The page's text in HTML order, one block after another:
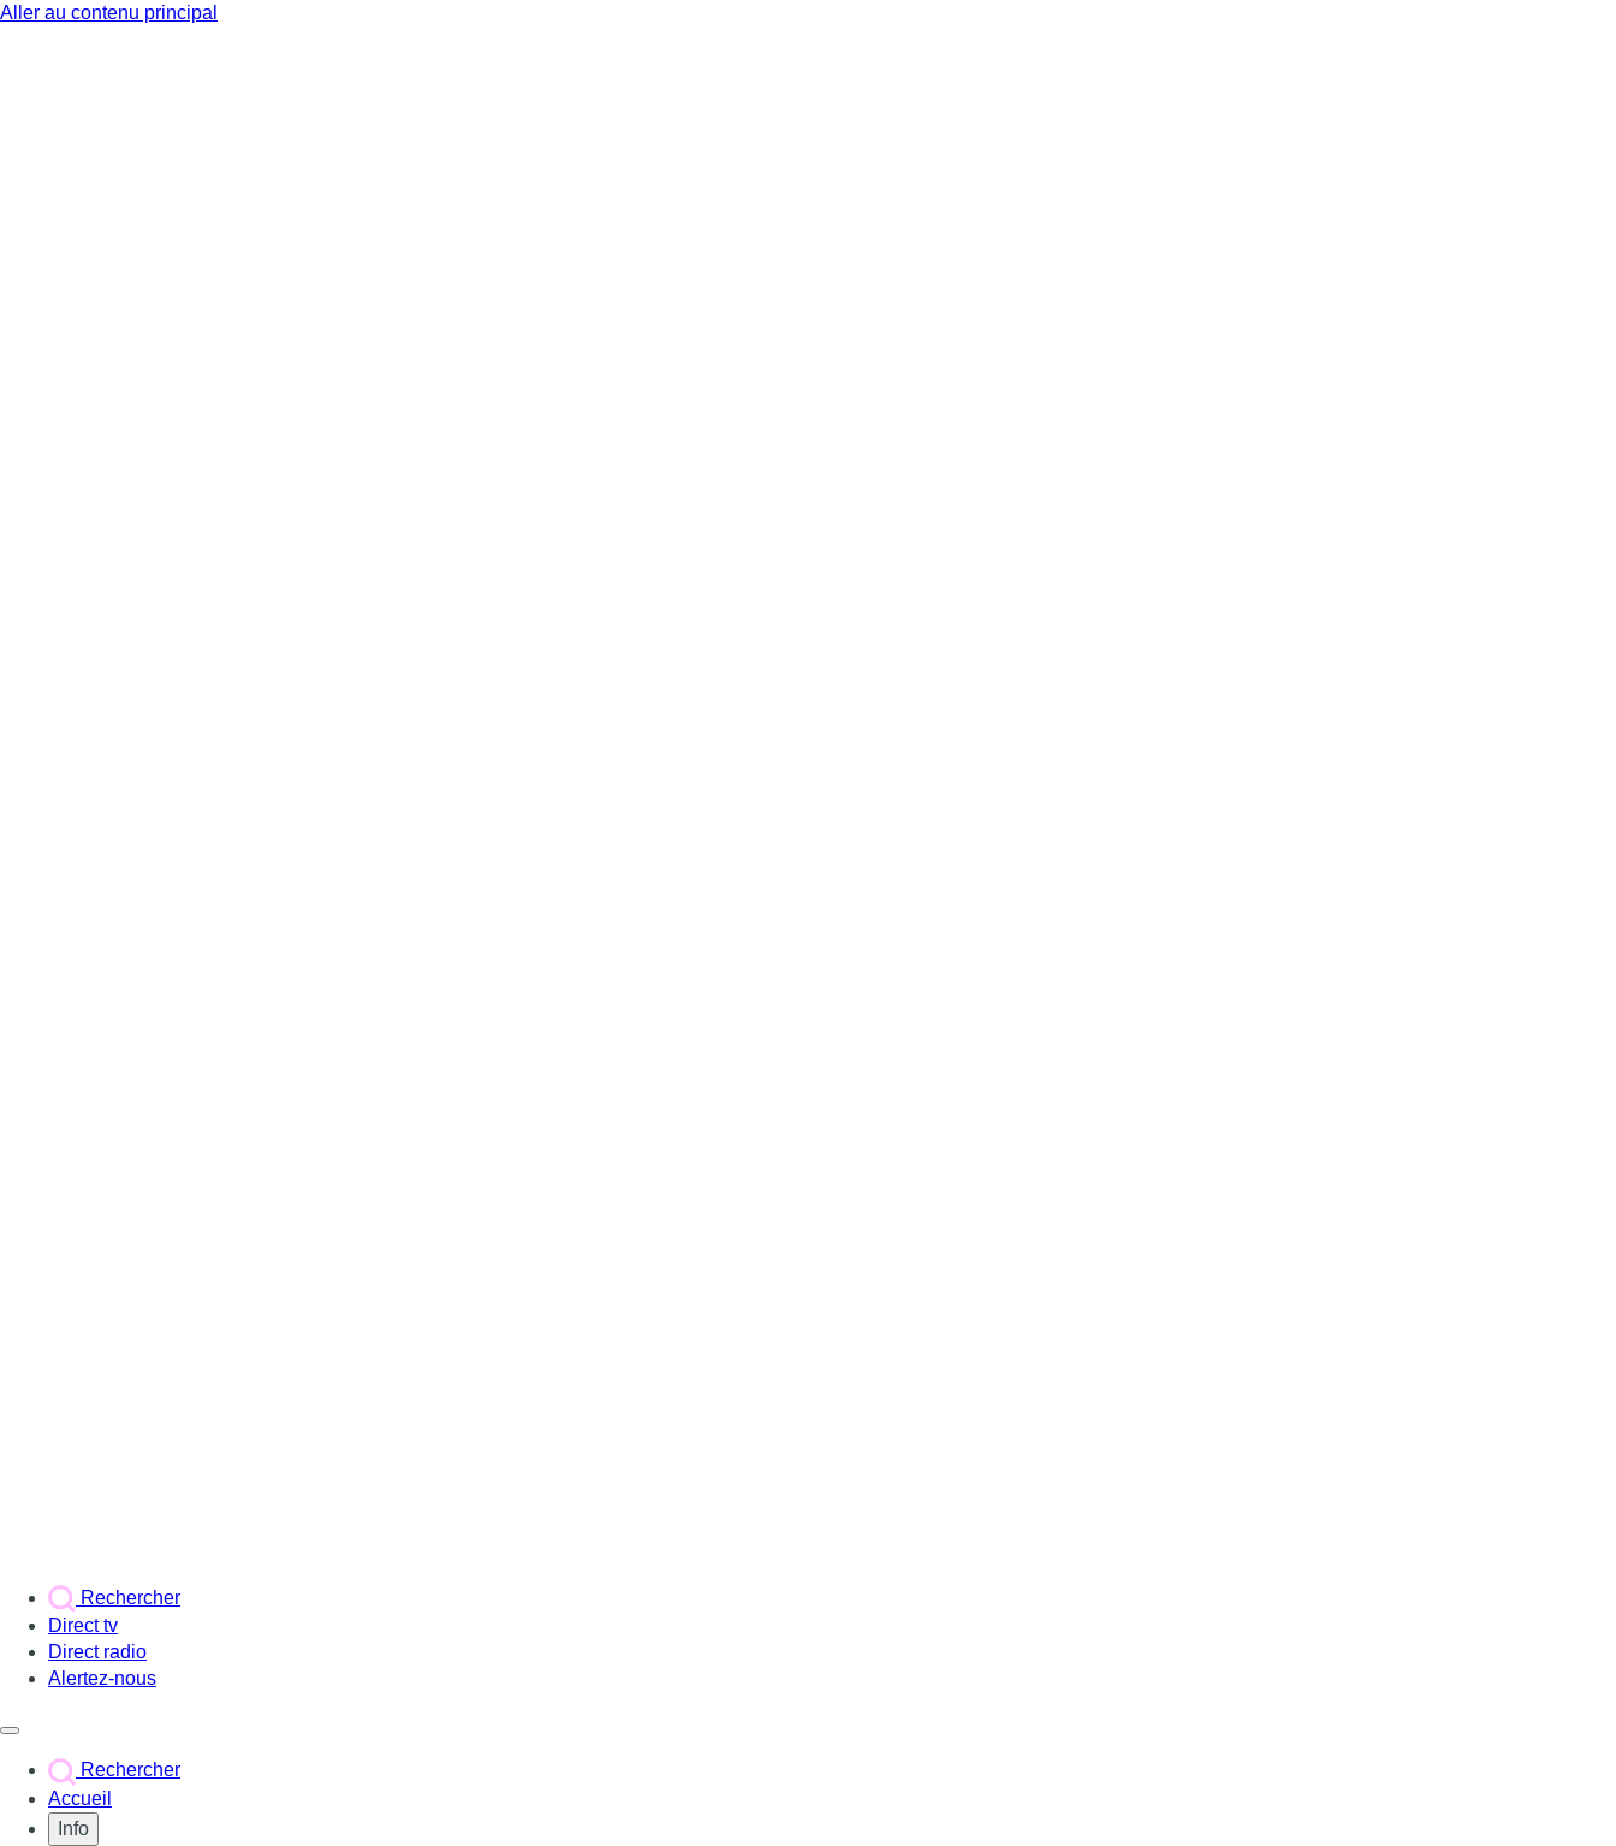
Aller au contenu principal
Rechercher
Direct tv
Direct radio
Alertez-nous
Rechercher
Accueil
Info